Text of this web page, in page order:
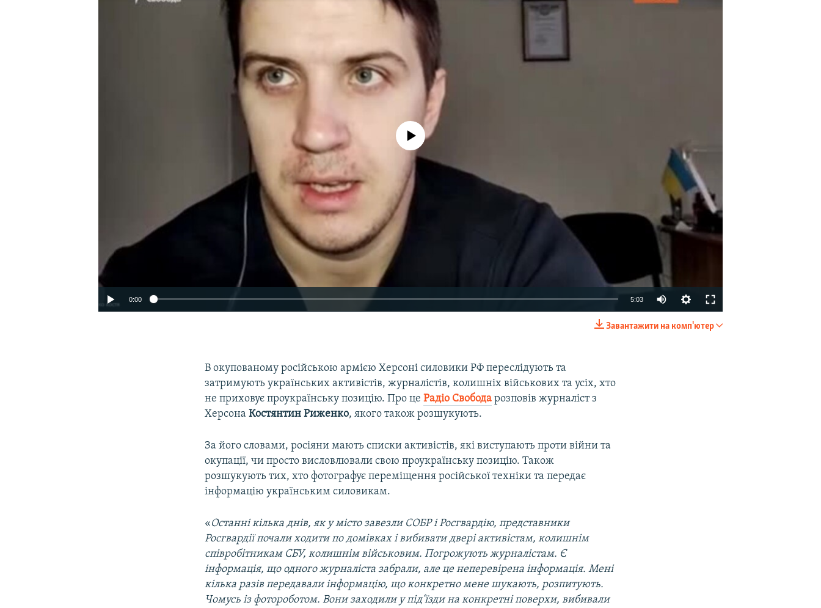
240p 360p
No media source currently available
0:00 5:03
Завантажити на комп'ютер
В окупованому російською армією Херсоні силовики РФ переслідують та
затримують українських активістів, журналістів, колишніх військових та усіх, хто
не приховує проукраїнську позицію. Про цеРадіо Свобода розповів журналіст з
ХерсонаКостянтин Риженко, якого також розшукують.
За його словами, росіяни мають списки активістів, які виступають проти війни та
окупації, чи просто висловлювали свою проукраїнську позицію. Також
розшукують тих, хто фотографує переміщення російської техніки та передає
інформацію українським силовикам.
«Останні кілька днів, як у місто завезли СОБР і Росгвардію, представники
Росгвардії почали ходити по домівкахівибивати двері активістам, колишнім
співробітникам СБУ, колишнім військовим. Погрожують журналістам. Є
інформація, що одного журналіста забрали, але це неперевірена інформація. Мені
кілька разів передавали інформацію, що конкретно мене шукають, розпитують.
Чомусь із фотороботом. Вони заходили у під‘їзди на конкретні поверхи, вибивали